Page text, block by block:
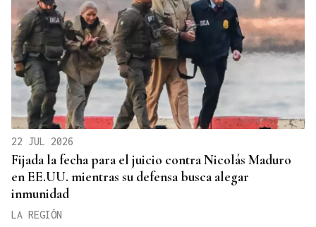
22 JUL 2026
Fijada la fecha para el juicio contra Nicolás Maduro
en EE.UU. mientras su defensa busca alegar
inmunidad
LA REGIÓN